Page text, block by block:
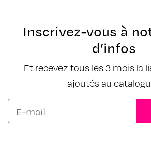
Inscrivez-vous à
d’infos
Et recevez tous les 3 mois la
ajoutés au